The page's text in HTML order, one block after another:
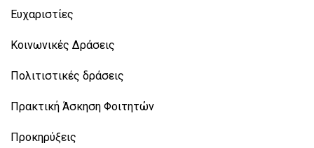
Ευχαριστίες
Κοινωνικές Δράσεις
Πολιτιστικές δράσεις
Πρακτική Άσκηση Φοιτητών
Προκηρύξεις